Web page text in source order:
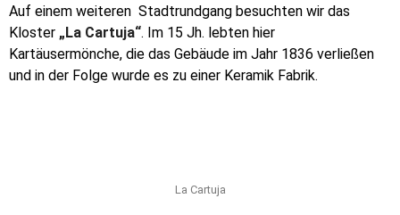
Auf einem weiteren Stadtrundgang besuchten wir das
Kloster „La Cartuja“. Im 15 Jh. lebten hier
Kartäusermönche, die das Gebäude im Jahr 1836 verließen
und in der Folge wurde es zu einer Keramik Fabrik.
La Cartuja